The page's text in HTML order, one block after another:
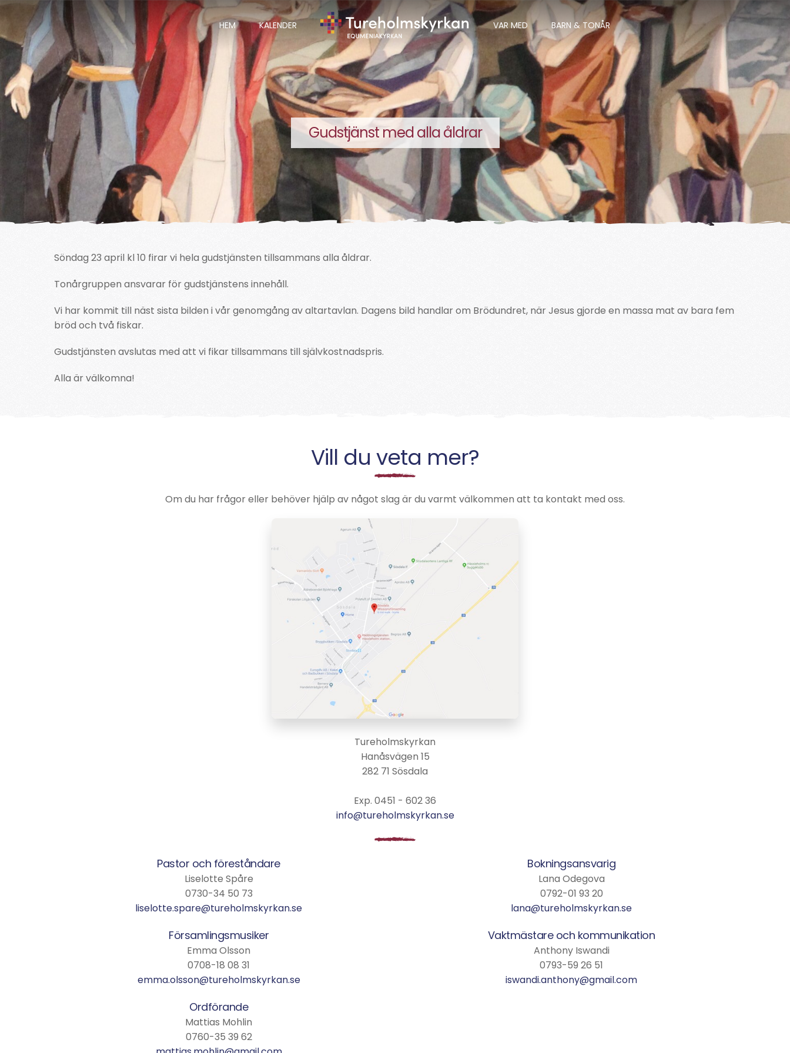
HEM KALENDER VAR MED BARN & TONÅR
Gudstjänst med alla åldrar
Söndag 23 april kl 10 firar vi hela gudstjänsten tillsammans alla åldrar.
Tonårgruppen ansvarar för gudstjänstens innehåll.
Vi har kommit till näst sista bilden i vår genomgång av altartavlan. Dagens bild handlar om Brödundret, när Jesus gjorde en massa mat av bara fem
bröd och två fiskar.
Gudstjänsten avslutas med att vi fikar tillsammans till självkostnadspris.
Alla är välkomna!
Vill du veta mer?
Om du har frågor eller behöver hjälp av något slag är du varmt välkommen att ta kontakt med oss.
Tureholmskyrkan
Hanåsvägen 15
282 71 Sösdala
Exp. 0451 - 602 36
info@tureholmskyrkan.se
Pastor och föreståndare
Liselotte Spåre
0730-34 50 73
liselotte.spare@tureholmskyrkan.se
Bokningsansvarig
Lana Odegova
0792-01 93 20
lana@tureholmskyrkan.se
Församlingsmusiker
Emma Olsson
0708-18 08 31
emma.olsson@tureholmskyrkan.se
Vaktmästare och kommunikation
Anthony Iswandi
0793-59 26 51
iswandi.anthony@gmail.com
Ordförande
Mattias Mohlin
0760-35 39 62